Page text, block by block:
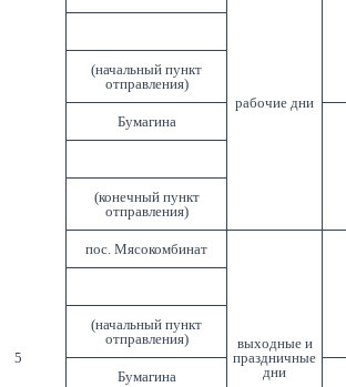
5
рабочие дни
(начальный пункт
отправления)
Бумагина
(конечный пункт
отправления)
пос. Мясокомбинат
выходные и
праздничные
дни
(начальный пункт
отправления)
Бумагина